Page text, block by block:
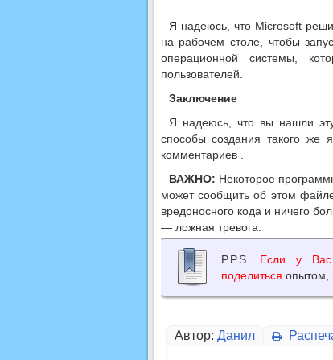
Я надеюсь, что Microsoft
на рабочем столе, чтобы
операционной системы,
пользователей.
Заключение
Я надеюсь, что вы нашли
способы создания такого
комментариев .
ВАЖНО: Некоторое
может сообщить об этом
вредоносного кода и ничего
— ложная тревога.
P.P.S. Если у Вас
поделиться опытом,
Автор: Данил